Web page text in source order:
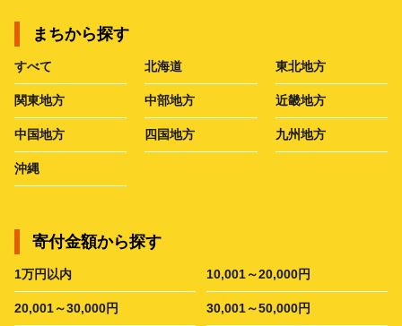
まちから探す
すべて 北海道 東北地方
関東地方 中部地方 近畿地方
中国地方 四国地方 九州地方
沖縄
寄付金額から探す
1万円以内 10,001～20,000円
20,001～30,000円 30,001～50,000円